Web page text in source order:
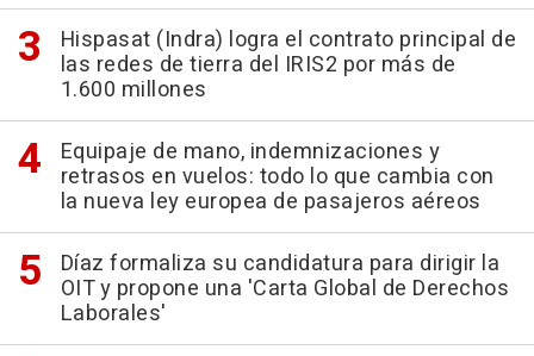
Hispasat (Indra) logra el contrato principal de
las redes de tierra del IRIS2 por más de
1.600 millones
Equipaje de mano, indemnizaciones y
retrasos en vuelos: todo lo que cambia con
la nueva ley europea de pasajeros aéreos
Díaz formaliza su candidatura para dirigir la
OIT y propone una 'Carta Global de Derechos
Laborales'